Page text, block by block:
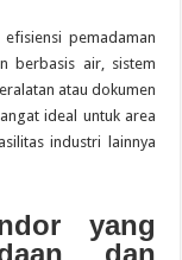
pemadaman
berbasis air, sistem
atau dokumen
ideal untuk area
industri lainnya
yang
dan